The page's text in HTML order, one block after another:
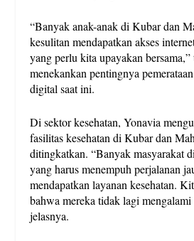
“Banyak anak-anak di Kubar dan
kesulitan mendapatkan akses
yang perlu kita upayakan
menekankan pentingnya
digital saat ini.
Di sektor kesehatan, Yonavia
fasilitas kesehatan di Kubar dan
ditingkatkan. “Banyak masyarakat
yang harus menempuh perjalanan
mendapatkan layanan kesehatan.
bahwa mereka tidak lagi
jelasnya.